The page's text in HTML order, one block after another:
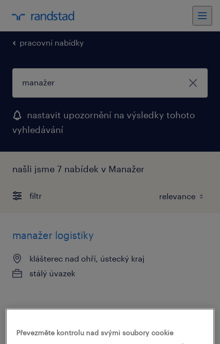
pracovní nabídky
nastavit upozornění na výsledky tohoto
vyhledávání
našli jsme 7 nabídek v Manažer
filtr
manažer logistiky
klášterec nad ohří, ústecký kraj
stálý úvazek
uveřejněno 15 června 2026
Převezměte kontrolu nad svými soubory cookie